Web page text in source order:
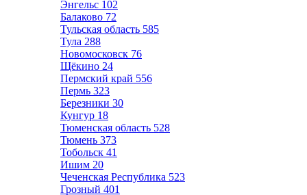
Энгельс 102
Балаково 72
Тульская область 585
Тула 288
Новомосковск 76
Щёкино 24
Пермский край 556
Пермь 323
Березники 30
Кунгур 18
Тюменская область 528
Тюмень 373
Тобольск 41
Ишим 20
Чеченская Республика 523
Грозный 401